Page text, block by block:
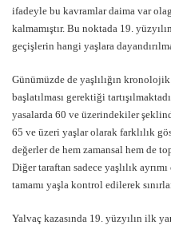
ifadeyle bu kavramlar daima var
kalmamıştır. Bu noktada 19.
geçişlerin hangi yaşlara
Günümüzde de yaşlılığın
başlatılması gerektiği
yasalarda 60 ve üzerindekiler
65 ve üzeri yaşlar olarak farklılık
değerler de hem zamansal hem de
Diğer taraftan sadece yaşlılık
tamamı yaşla kontrol edilerek
Yalvaç kazasında 19. yüzyılın ilk